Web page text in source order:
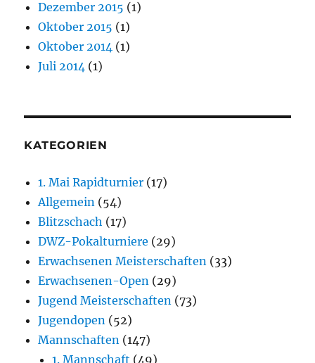
Dezember 2015 (1)
Oktober 2015 (1)
Oktober 2014 (1)
Juli 2014 (1)
KATEGORIEN
1. Mai Rapidturnier (17)
Allgemein (54)
Blitzschach (17)
DWZ-Pokalturniere (29)
Erwachsenen Meisterschaften (33)
Erwachsenen-Open (29)
Jugend Meisterschaften (73)
Jugendopen (52)
Mannschaften (147)
1. Mannschaft (49)